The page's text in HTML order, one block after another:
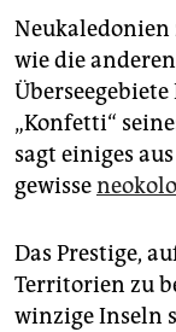
Neukaledonien
wie die
„Konfetti“
sagt einiges
gewisse
Das Prestige,
Territorien zu
winzige Inseln